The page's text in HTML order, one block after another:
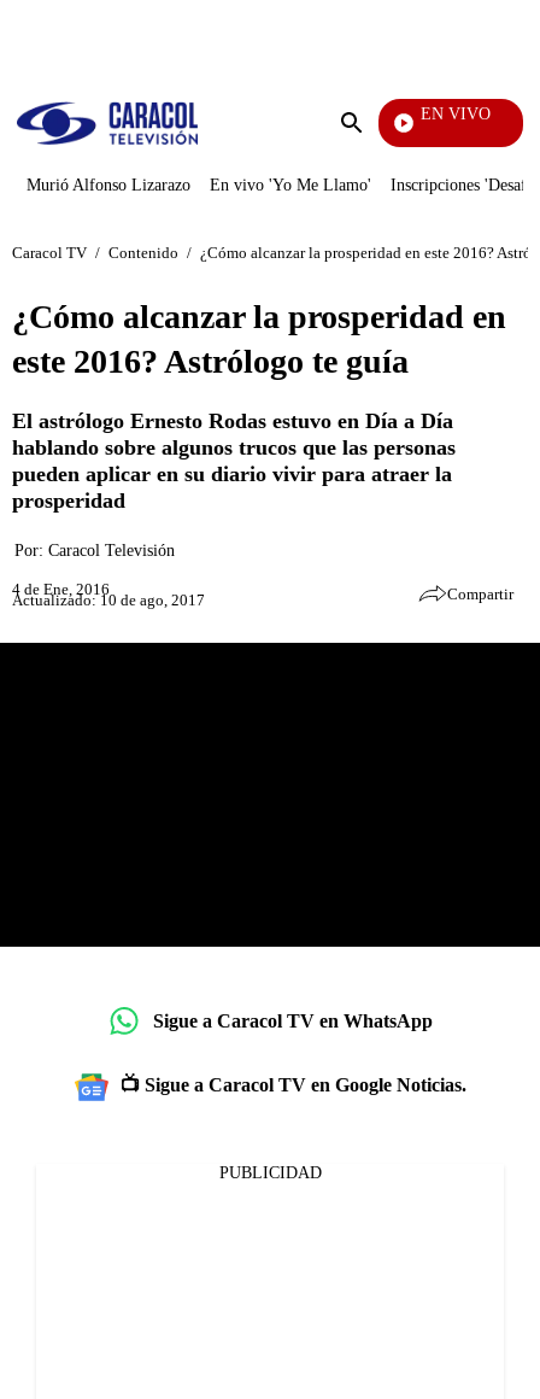
Enviar
EN VIVO
Yo Me Llamo
Murió Alfonso Lizarazo En vivo 'Yo Me Llamo' Inscripciones
Caracol TV / Contenido / ¿Cómo alcanzar la prosperidad en este 2016?
¿Cómo alcanzar la prosperidad en
este 2016? Astrólogo te guía
El astrólogo Ernesto Rodas estuvo en Día a Día
hablando sobre algunos trucos que las personas
pueden aplicar en su diario vivir para atraer la
prosperidad
Por: Caracol Televisión
4 de Ene, 2016
Actualizado: 10 de ago, 2017 Compartir
Sigue a Caracol TV en WhatsApp
📺 Sigue a Caracol TV en Google Noticias.
PUBLICIDAD